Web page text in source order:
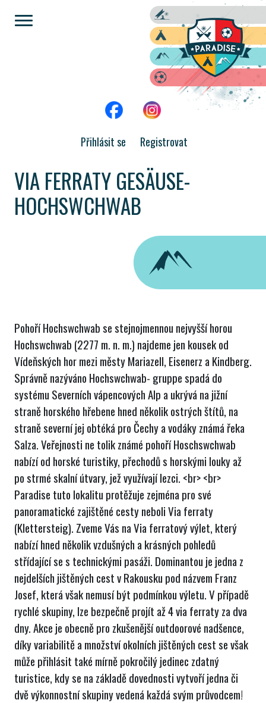
Přihlásit se Registrovat
VIA FERRATY GESÄUSE-
HOCHSWCHWAB
Pohoří Hochswchwab se stejnojmennou nejvyšší horou
Hochswchwab (2277 m. n. m.) najdeme jen kousek od
Vídeňských hor mezi městy Mariazell, Eisenerz a Kindberg.
Správně nazýváno Hochswchwab- gruppe spadá do
systému Severních vápencových Alp a ukrývá na jižní
straně horského hřebene hned několik ostrých štítů, na
straně severní jej obtéká pro Čechy a vodáky známá řeka
Salza. Veřejnosti ne tolik známé pohoří Hoschswchwab
nabízí od horské turistiky, přechodů s horskými louky až
po strmé skalní útvary, jež využívají lezci. <br> <br>
Paradise tuto lokalitu protěžuje zejména pro své
panoramatické zajištěné cesty neboli Via ferraty
(Klettersteig). Zveme Vás na Via ferratový výlet, který
nabízí hned několik vzdušných a krásných pohledů
střídající se s technickými pasáži. Dominantou je jedna z
nejdelších jištěných cest v Rakousku pod názvem Franz
Josef, která však nemusí být podmínkou výletu. V případě
rychlé skupiny, lze bezpečně projít až 4 via ferraty za dva
dny. Akce je obecně pro zkušenější outdoorové nadšence,
díky variabilitě a množství okolních jištěných cest se však
může přihlásit také mírně pokročilý jedinec zdatný
turistice, kdy se na základě dovednosti vytvoří jedna či
dvě výkonnostní skupiny vedená každá svým průvodcem!